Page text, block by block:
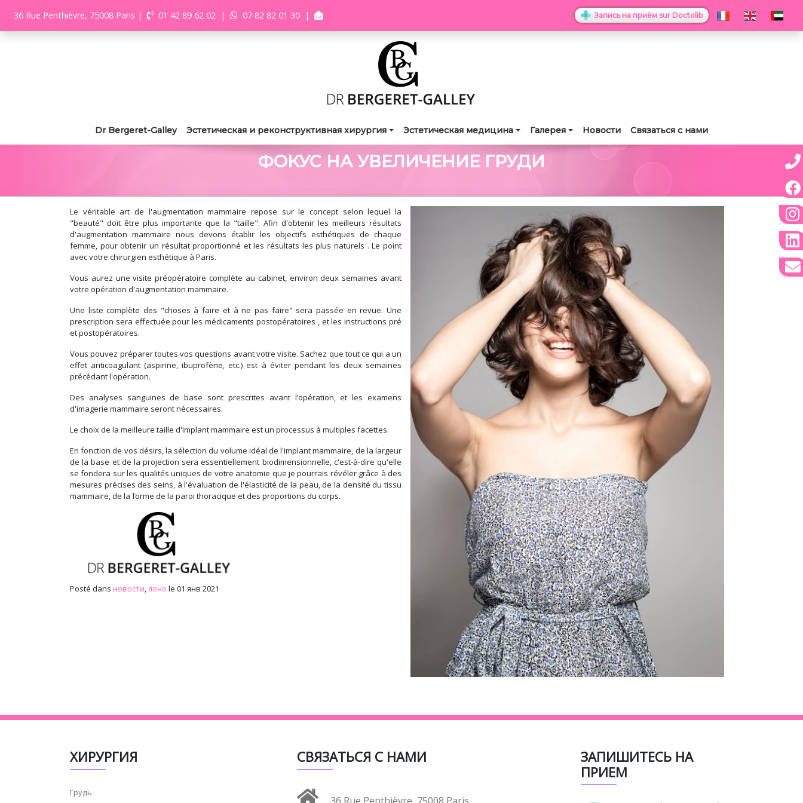
36 Rue Penthièvre, 75008 Paris | 01 42 89 62 02 | 07 82 82 01 30 | Запись на приём sur Doctolib
Dr Bergeret-Galley Эстетическая и реконструктивная хирургия Эстетическая медицина Галерея Новости Связаться с нами
ФОКУС НА УВЕЛИЧЕНИЕ ГРУДИ
Le véritable art de l'augmentation mammaire repose sur le concept selon lequel la
"beauté" doit être plus importante que la "taille". Afin d'obtenir les meilleurs résultats
d'augmentation mammaire nous devons établir les objectifs esthétiques de chaque
femme, pour obtenir un résultat proportionné et les résultats les plus naturels . Le point
avec votre chirurgien esthétique à Paris.
Vous aurez une visite préopératoire complète au cabinet, environ deux semaines avant
votre opération d'augmentation mammaire.
Une liste complète des "choses à faire et à ne pas faire" sera passée en revue. Une
prescription sera effectuée pour les médicaments postopératoires , et les instructions pré
et postopératoires.
Vous pouvez préparer toutes vos questions avant votre visite. Sachez que tout ce qui a un
effet anticoagulant (aspirine, ibuprofène, etc.) est à éviter pendant les deux semaines
précédant l'opération.
Des analyses sanguines de base sont prescrites avant l’opération, et les examens
d'imagerie mammaire seront nécessaires.
Le choix de la meilleure taille d'implant mammaire est un processus à multiples facettes.
En fonction de vos désirs, la sélection du volume idéal de l'implant mammaire, de la largeur
de la base et de la projection sera essentiellement biodimensionnelle, c'est-à-dire qu'elle
se fondera sur les qualités uniques de votre anatomie que je pourrais révéler grâce à des
mesures précises des seins, à l'évaluation de l'élasticité de la peau, de la densité du tissu
mammaire, de la forme de la paroi thoracique et des proportions du corps.
Posté dans новости лоно le 01 янв 2021
ХИРУРГИЯ
Грудь
СВЯЗАТЬСЯ С НАМИ
ЗАПИШИТЕСЬ НА
ПРИЕМ